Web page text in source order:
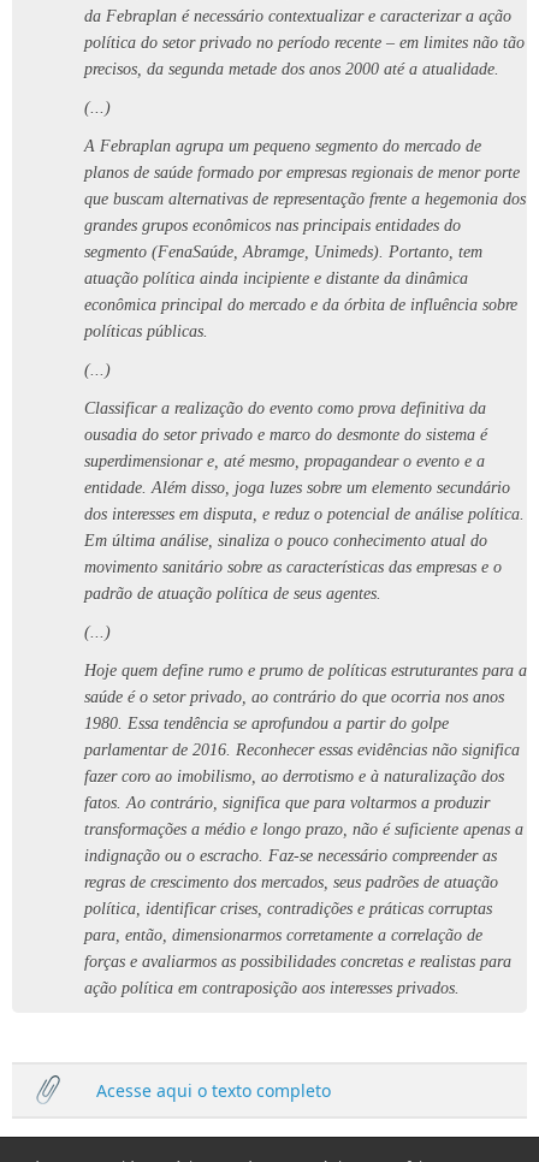
da Febraplan é necessário contextualizar e caracterizar a ação
política do setor privado no período recente – em limites não tão
precisos, da segunda metade dos anos 2000 até a atualidade.
(...)
A Febraplan agrupa um pequeno segmento do mercado de
planos de saúde formado por empresas regionais de menor porte
que buscam alternativas de representação frente a hegemonia dos
grandes grupos econômicos nas principais entidades do
segmento (FenaSaúde, Abramge, Unimeds). Portanto, tem
atuação política ainda incipiente e distante da dinâmica
econômica principal do mercado e da órbita de influência sobre
políticas públicas.
(...)
Classificar a realização do evento como prova definitiva da
ousadia do setor privado e marco do desmonte do sistema é
superdimensionar e, até mesmo, propagandear o evento e a
entidade. Além disso, joga luzes sobre um elemento secundário
dos interesses em disputa, e reduz o potencial de análise política.
Em última análise, sinaliza o pouco conhecimento atual do
movimento sanitário sobre as características das empresas e o
padrão de atuação política de seus agentes.
(...)
Hoje quem define rumo e prumo de políticas estruturantes para a
saúde é o setor privado, ao contrário do que ocorria nos anos
1980. Essa tendência se aprofundou a partir do golpe
parlamentar de 2016. Reconhecer essas evidências não significa
fazer coro ao imobilismo, ao derrotismo e à naturalização dos
fatos. Ao contrário, significa que para voltarmos a produzir
transformações a médio e longo prazo, não é suficiente apenas a
indignação ou o escracho. Faz-se necessário compreender as
regras de crescimento dos mercados, seus padrões de atuação
política, identificar crises, contradições e práticas corruptas
para, então, dimensionarmos corretamente a correlação de
forças e avaliarmos as possibilidades concretas e realistas para
ação política em contraposição aos interesses privados.
Acesse aqui o texto completo